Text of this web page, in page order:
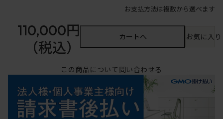
お支払方法は複数から選べます
110,000円
（税込）
カートへ お気に入
この商品について問い合わせる